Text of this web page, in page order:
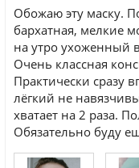
Обожаю эту маску.
бархатная, мелкие
на утро ухоженный
Очень классная
Практически сразу
лёгкий не
хватает на 2 раза.
Обязательно буду